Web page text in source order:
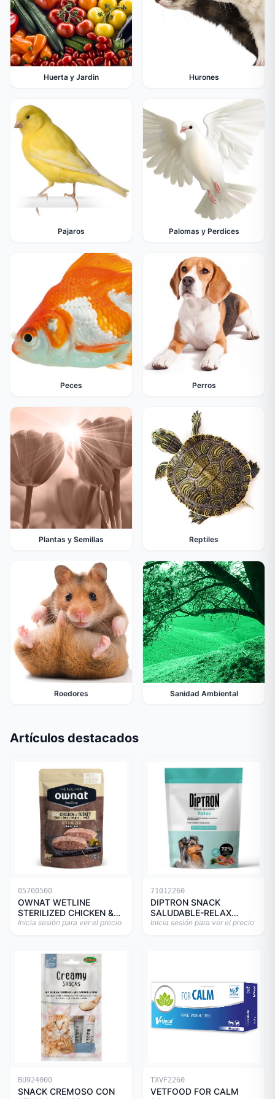
Huerta y Jardin Hurones
Pajaros Palomas y Perdices
Peces Perros
Plantas y Semillas Reptiles
Roedores Sanidad Ambiental
Artículos destacados
05700500
OWNAT WETLINE
STERILIZED CHICKEN &
TURKEY CAT 85gr
Inicia sesión para ver el precio
71012260
DIPTRON SNACK
SALUDABLE-RELAX
150GR
Inicia sesión para ver el precio
BU924000
SNACK CREMOSO CON
TXVF2260
VETFOOD FOR CALM